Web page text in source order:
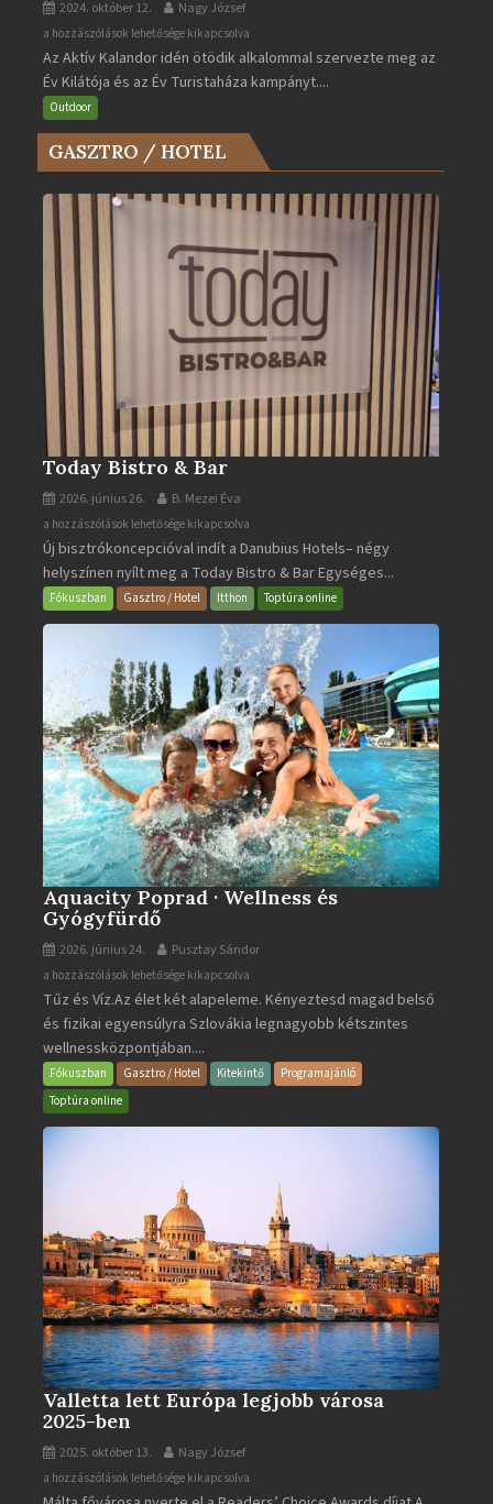
2024. október 12. Nagy József
Az
Év
Kilátója
és
az
Év
bejegyzéshez
a hozzászólások lehetősége kikapcsolva
Az Aktív Kalandor idén ötödik alkalommal szervezte meg az
Év Kilátója és az Év Turistaháza kampányt....
Outdoor
GASZTRO / HOTEL
Today Bistro & Bar
2026. június 26. B. Mezei Éva
Today
Bistro
&
Bar
bejegyzéshez
a hozzászólások lehetősége kikapcsolva
Új bisztrókoncepcióval indít a Danubius Hotels– négy
helyszínen nyílt meg a Today Bistro & Bar Egységes...
Fókuszban Gasztro / Hotel Itthon Toptúra online
Aquacity Poprad · Wellness és
Gyógyfürdő
2026. június 24. Pusztay Sándor
Aquacity
Poprad
·
Wellness
és
Gyógyfürdő
a hozzászólások lehetősége kikapcsolva
Tűz és Víz.Az élet két alapeleme. Kényeztesd magad belső
és fizikai egyensúlyra Szlovákia legnagyobb kétszintes
wellnessközpontjában....
Fókuszban Gasztro / Hotel Kitekintő
Programajánló
Toptúra online
Valletta lett Európa legjobb városa
2025-ben
2025. október 13. Nagy József
Valletta
a hozzászólások lehetősége kikapcsolva